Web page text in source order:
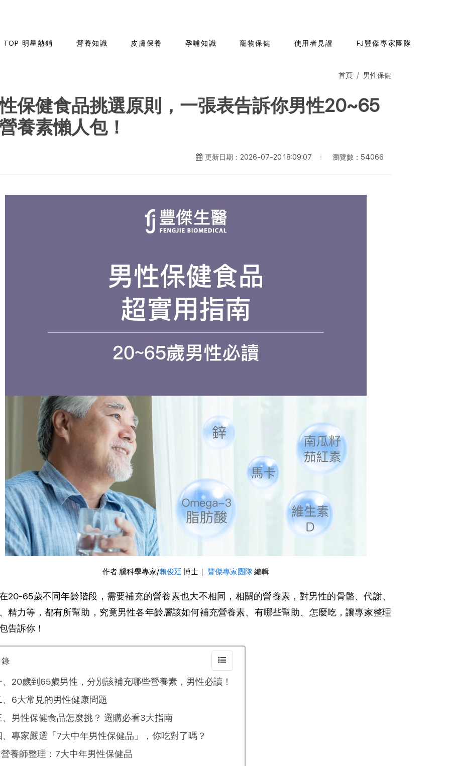
TOP 明星熱銷 營養知識 皮膚保養 孕哺知識 寵物保健 使用者見證 FJ豐傑專家團隊
首頁 男性保健
保健食品挑選原則，一張表告訴你男性20~65
養素懶人包！
更新日期：2026-07-20 18:09:07 瀏覽數：54066
作者 腦科學專家/賴俊廷 博士｜ 豐傑專家團隊 編輯
20-65歲不同年齡階段，需要補充的營養素也大不相同，相關的營養素，對男性的骨骼、代謝、
精力等，都有所幫助，究竟男性各年齡層該如何補充營養素、有哪些幫助、怎麼吃，讓專家整理
告訴你！
、20歲到65歲男性，分別該補充哪些營養素，男性必讀！
、6大常見的男性健康問題
、男性保健食品怎麼挑？ 選購必看3大指南
、專家嚴選「7大中年男性保健品」，你吃對了嗎？
營養師整理：7大中年男性保健品